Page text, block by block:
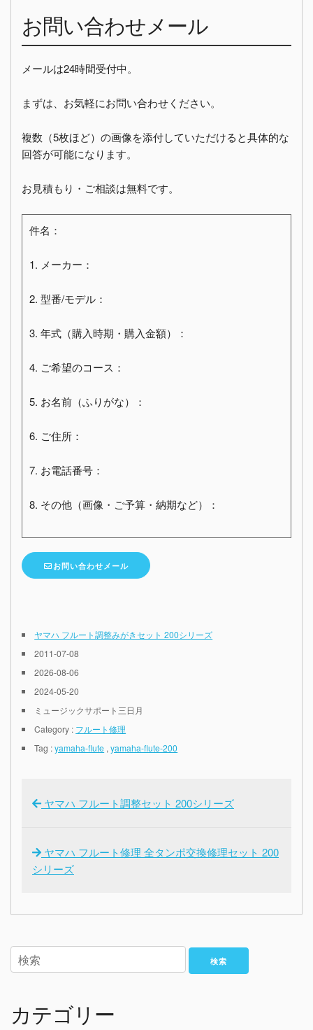
お問い合わせメール
メールは24時間受付中。
まずは、お気軽にお問い合わせください。
複数（5枚ほど）の画像を添付していただけると具体的な
回答が可能になります。
お見積もり・ご相談は無料です。
件名：
1. メーカー：
2. 型番/モデル：
3. 年式（購入時期・購入金額）：
4. ご希望のコース：
5. お名前（ふりがな）：
6. ご住所：
7. お電話番号：
8. その他（画像・ご予算・納期など）：
お問い合わせメール
ヤマハ フルート調整みがきセット 200シリーズ
2011-07-08
2026-08-06
2024-05-20
ミュージックサポート三日月
Category : フルート修理
Tag :yamaha-flute ,yamaha-flute-200
ヤマハ フルート調整セット 200シリーズ
ヤマハ フルート修理 全タンポ交換修理セット 200
シリーズ
検索
カテゴリー